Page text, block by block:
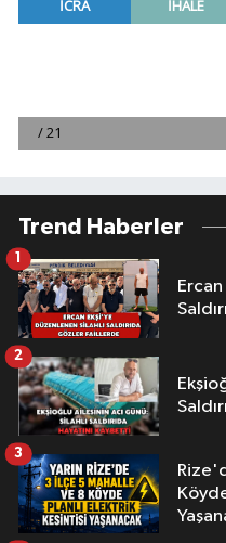
Trend Haberler
Ercan Ekşi'ye
1
2
3